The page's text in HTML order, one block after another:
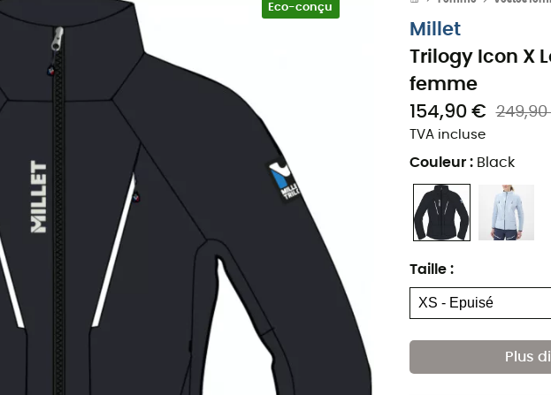
Eco-conçu
Millet
Trilogy Icon X
femme
154,90 €
TVA incluse
Couleur : Black
Taille :
Plus